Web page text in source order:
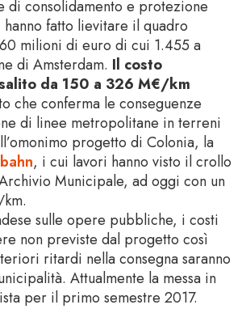
di consolidamento e protezione
fatto lievitare il quadro
milioni di euro di cui 1.455 a
di Amsterdam. Il costo
da 150 a 326 M€/km
che conferma le conseguenze
di linee metropolitane in terreni
progetto di Colonia, la
, i cui lavori hanno visto il crollo
Municipale, ad oggi con un
sulle opere pubbliche, i costi
non previste dal progetto così
ritardi nella consegna saranno
Attualmente la messa in
per il primo semestre 2017.